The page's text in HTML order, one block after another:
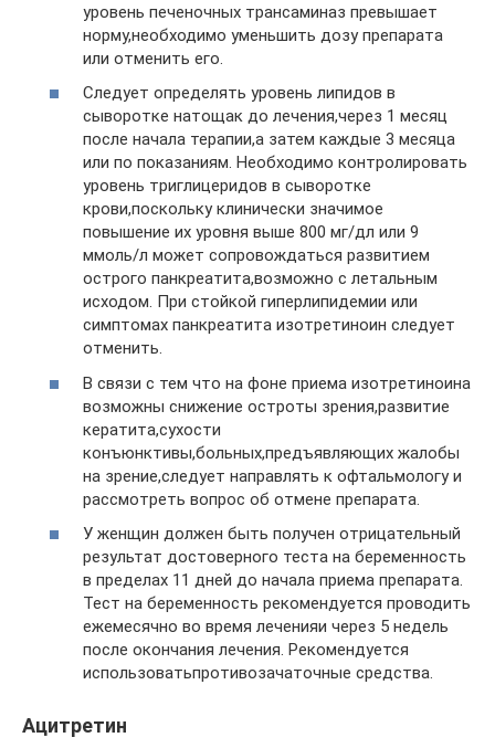
уровень печеночных трансаминаз превышает
норму,необходимо уменьшить дозу препарата
или отменить его.
Следует определять уровень липидов в
сыворотке натощак до лечения,через 1 месяц
после начала терапии,а затем каждые 3 месяца
или по показаниям. Необходимо контролировать
уровень триглицеридов в сыворотке
крови,поскольку клинически значимое
повышение их уровня выше 800 мг/дл или 9
ммоль/л может сопровождаться развитием
острого панкреатита,возможно с летальным
исходом. При стойкой гиперлипидемии или
симптомах панкреатита изотретиноин следует
отменить.
В связи с тем что на фоне приема изотретиноина
возможны снижение остроты зрения,развитие
кератита,сухости
конъюнктивы,больных,предъявляющих жалобы
на зрение,следует направлять к офтальмологу и
рассмотреть вопрос об отмене препарата.
У женщин должен быть получен отрицательный
результат достоверного теста на беременность
в пределах 11 дней до начала приема препарата.
Тест на беременность рекомендуется проводить
ежемесячно во время леченияи через 5 недель
после окончания лечения. Рекомендуется
использоватьпротивозачаточные средства.
Ацитретин